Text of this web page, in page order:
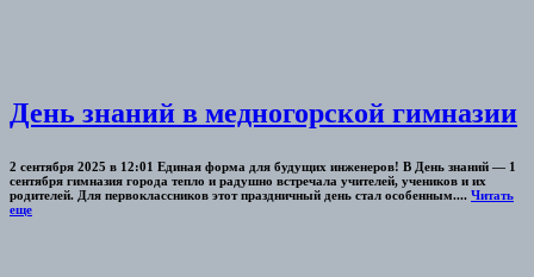
День знаний в медногорской гимназии
2 сентября 2025 в 12:01 Единая форма для будущих инженеров! В День знаний — 1
сентября гимназия города тепло и радушно встречала учителей, учеников и их
родителей. Для первоклассников этот праздничный день стал особенным.... Читать
еще